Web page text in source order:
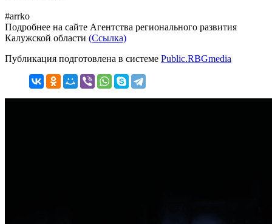
#arrko
Подробнее на сайте Агентства регионального развития
Калужской области (Ссылка)
Публикация подготовлена в системе Public.RBGmedia